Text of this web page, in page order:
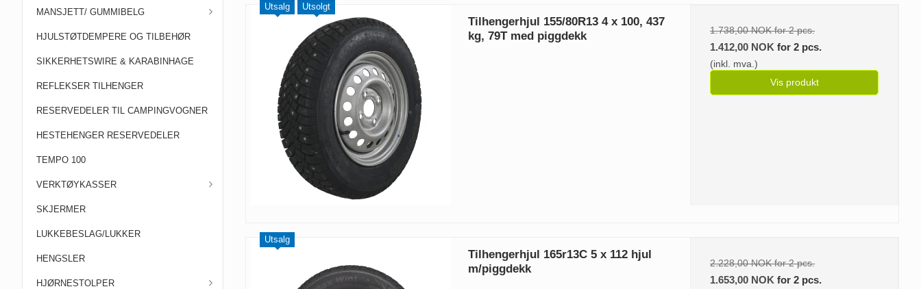
MANSJETT/ GUMMIBELG
HJULSTØTDEMPERE OG TILBEHØR
SIKKERHETSWIRE & KARABINHAGE
REFLEKSER TILHENGER
RESERVEDELER TIL CAMPINGVOGNER
HESTEHENGER RESERVEDELER
TEMPO 100
VERKTØYKASSER
SKJERMER
LUKKEBESLAG/LUKKER
HENGSLER
HJØRNESTOLPER
Utsalg Utsolgt
Tilhengerhjul 155/80R13 4 x 100, 437
kg, 79T med piggdekk
1.738,00 NOK for 2 pcs.
1.412,00 NOK for 2 pcs.
(inkl. mva.)
Vis produkt
Utsalg
Tilhengerhjul 165r13C 5 x 112 hjul
m/piggdekk
2.228,00 NOK for 2 pcs.
1.653,00 NOK for 2 pcs.